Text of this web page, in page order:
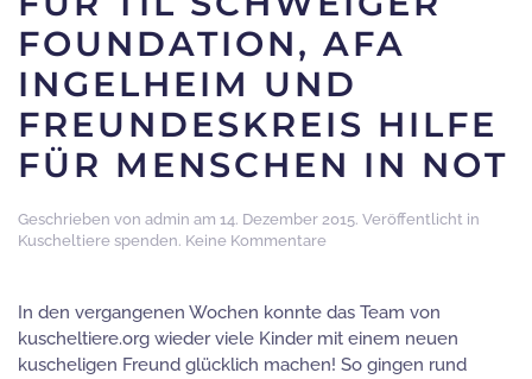
FOUNDATION, AFA
INGELHEIM UND
FREUNDESKREIS HILFE
FÜR MENSCHEN IN NOT
Geschrieben von admin am 14. Dezember 2015. Veröffentlicht in
Kuscheltiere spenden. Keine Kommentarezu
für
Schweiger
Foundation,
In den vergangenen Wochen konnte das Team von
kuscheltiere.org wieder viele Kinder mit einem neuen
kuscheligen Freund glücklich machen! So gingen rund